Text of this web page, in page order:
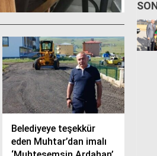
Belediyeye teşekkür
eden Muhtar’dan imalı